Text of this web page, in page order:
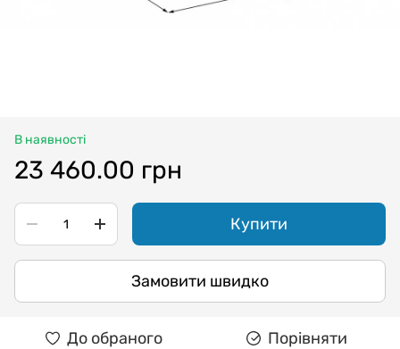
В наявності
23 460.00 грн
Купити
Замовити швидко
До обраного Порівняти